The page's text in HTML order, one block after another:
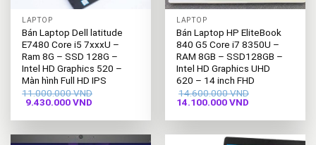
LAPTOP
Bán Laptop Dell latitude
E7480 Core i5 7xxxU –
Ram 8G – SSD 128G –
Intel HD Graphics 520 –
Màn hình Full HD IPS
11.000.000VND
Giá
là:
9.430.000VND
tại
9.430.000 VND.
LAPTOP
Bán Laptop HP EliteBook
840 G5 Core i7 8350U –
RAM 8GB – SSD128GB –
Intel HD Graphics UHD
620 – 14 inch FHD
14.600.000VND
Giá
là:
14.100.000VND
tại
14.100.000